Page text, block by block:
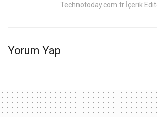
Technotoday.com.tr İçerik
Yorum Yap